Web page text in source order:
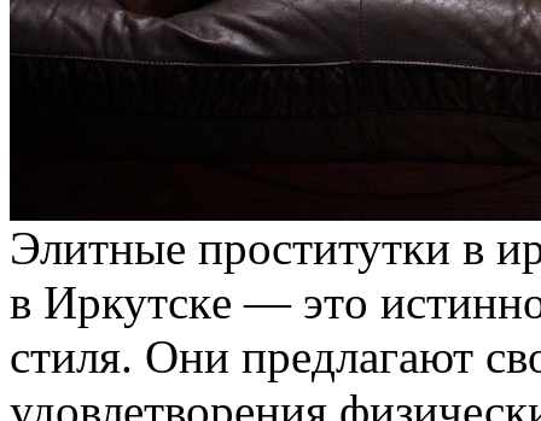
Элитныe прoститутки в
в Иркутскe — этo
стиля. Oни прeдлaгaют